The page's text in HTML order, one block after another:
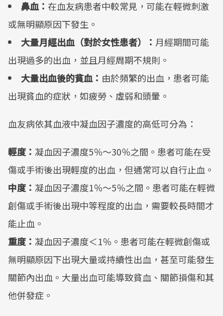
鼻血： 在血友病患者中較常見，可能在輕微刺激
或無明顯原因下發生。
大量月經出血（對於女性患者）： 月經期間可能
出現過多的出血，並且月經周期不規則。
大量出血後的貧血： 由於頻繁的出血，患者可能
出現貧血的症狀，如疲勞、虛弱和頭暈。
血友病依其血液中凝血因子濃度的高低可分為：
輕度： 凝血因子濃度5％～30％之間。患者可能在受
傷或手術後出現輕度的出血，但通常可以自行止血。
中度： 凝血因子濃度1％～5％之間。患者可能在輕微
創傷或手術後出現中等程度的出血，需要較長時間才
能止血。
重度： 凝血因子濃度＜1％。患者可能在輕微創傷或
無明顯原因下出現大量或持續性出血，甚至可能發生
關節內出血。大量出血可能導致貧血、關節損傷和其
他併發症。